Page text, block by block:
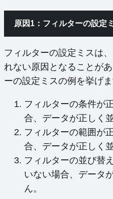
原因1：フィルターの設定
フィルターの設定ミスは
れない原因となることが
ーの設定ミスの例を挙げま
フィルターの条件が
合、データが正しく
フィルターの範囲が
合、データが正しく
フィルターの並び替
いない場合、データ
ん。